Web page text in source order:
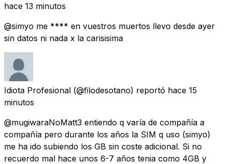
hace 13 minutos
@simyo me **** en vuestros muertos llevo desde ayer
sin datos ni nada x la carisisima
Idiota Profesional (@filodesotano) reportó hace 15
minutos
@mugiwaraNoMatt3 entiendo q varía de compañía a
compañía pero durante los años la SIM q uso (simyo)
me ha ido subiendo los GB sin coste adicional. Si no
recuerdo mal hace unos 6-7 años tenia como 4GB y